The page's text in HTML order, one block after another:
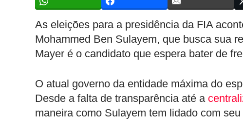
As eleições para a presidência da FIA
Mohammed Ben Sulayem, que busca sua
Mayer é o candidato que espera bater de
O atual governo da entidade máxima do
Desde a falta de transparência até a
maneira como Sulayem tem lidado com